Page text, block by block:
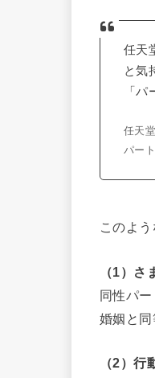
任天
と気
「
任天
パー
このよ
（1）
同性パ
婚姻と
（2）